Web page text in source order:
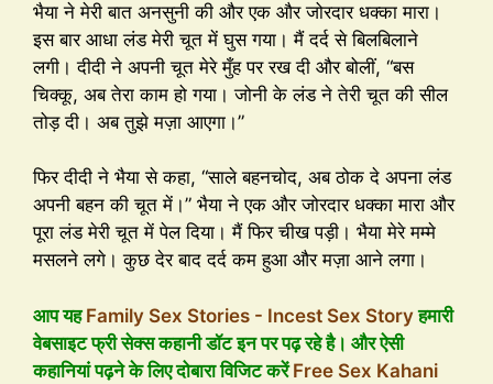
भैया ने मेरी बात अनसुनी की और एक और जोरदार धक्का मारा।
इस बार आधा लंड मेरी चूत में घुस गया। मैं दर्द से बिलबिलाने
लगी। दीदी ने अपनी चूत मेरे मुँह पर रख दी और बोलीं, “बस
चिक्कू, अब तेरा काम हो गया। जोनी के लंड ने तेरी चूत की सील
तोड़ दी। अब तुझे मज़ा आएगा।”
फिर दीदी ने भैया से कहा, “साले बहनचोद, अब ठोक दे अपना लंड
अपनी बहन की चूत में।” भैया ने एक और जोरदार धक्का मारा और
पूरा लंड मेरी चूत में पेल दिया। मैं फिर चीख पड़ी। भैया मेरे मम्मे
मसलने लगे। कुछ देर बाद दर्द कम हुआ और मज़ा आने लगा।
आप यहFamily Sex Stories - Incest Sex Storyहमारी
वेबसाइट फ्री सेक्स कहानी डॉट इन पर पढ़ रहे है। और ऐसी
कहानियां पढ़ने के लिए दोबारा विजिट करेंFree Sex Kahani